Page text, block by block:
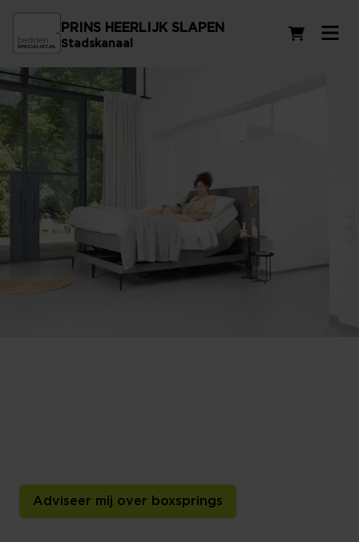
PRINS HEERLIJK SLAPEN
Stadskanaal
Adviseer mij over boxsprings